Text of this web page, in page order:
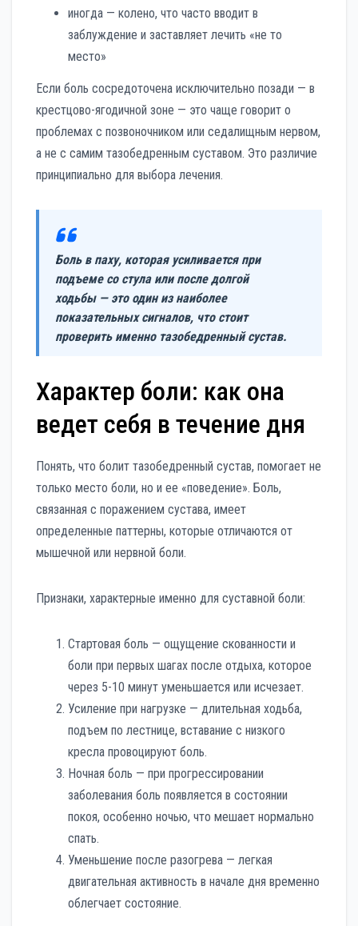
иногда — колено, что часто вводит в
заблуждение и заставляет лечить «не то
место»
Если боль сосредоточена исключительно позади — в
крестцово-ягодичной зоне — это чаще говорит о
проблемах с позвоночником или седалищным нервом,
а не с самим тазобедренным суставом. Это различие
принципиально для выбора лечения.
Боль в паху, которая усиливается при
подъеме со стула или после долгой
ходьбы — это один из наиболее
показательных сигналов, что стоит
проверить именно тазобедренный сустав.
Характер боли: как она
ведет себя в течение дня
Понять, что болит тазобедренный сустав, помогает не
только место боли, но и ее «поведение». Боль,
связанная с поражением сустава, имеет
определенные паттерны, которые отличаются от
мышечной или нервной боли.
Признаки, характерные именно для суставной боли:
Стартовая боль — ощущение скованности и
боли при первых шагах после отдыха, которое
через 5-10 минут уменьшается или исчезает.
Усиление при нагрузке — длительная ходьба,
подъем по лестнице, вставание с низкого
кресла провоцируют боль.
Ночная боль — при прогрессировании
заболевания боль появляется в состоянии
покоя, особенно ночью, что мешает нормально
спать.
Уменьшение после разогрева — легкая
двигательная активность в начале дня временно
облегчает состояние.